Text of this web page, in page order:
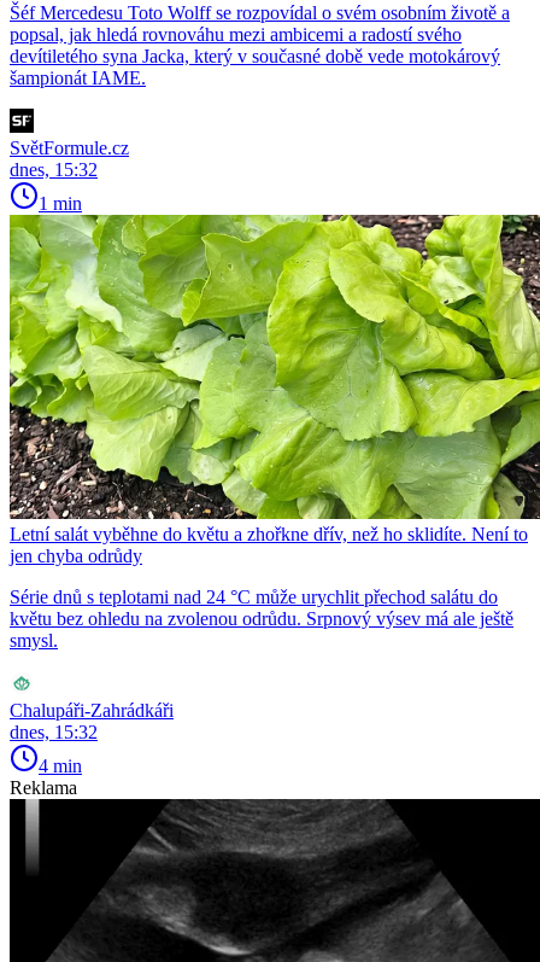
Šéf Mercedesu Toto Wolff se rozpovídal o svém osobním životě a
popsal, jak hledá rovnováhu mezi ambicemi a radostí svého
devítiletého syna Jacka, který v současné době vede motokárový
šampionát IAME.
SvětFormule.cz
dnes, 15:32
1 min
Letní salát vyběhne do květu a zhořkne dřív, než ho sklidíte. Není to
jen chyba odrůdy
Série dnů s teplotami nad 24 °C může urychlit přechod salátu do
květu bez ohledu na zvolenou odrůdu. Srpnový výsev má ale ještě
smysl.
Chalupáři-Zahrádkáři
dnes, 15:32
4 min
Reklama